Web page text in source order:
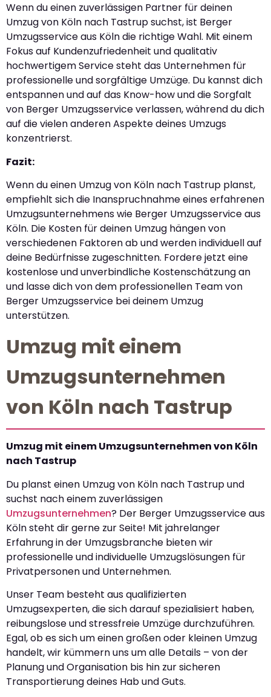
Wenn du einen zuverlässigen Partner für deinen
Umzug von Köln nach Tastrup suchst, ist Berger
Umzugsservice aus Köln die richtige Wahl. Mit einem
Fokus auf Kundenzufriedenheit und qualitativ
hochwertigem Service steht das Unternehmen für
professionelle und sorgfältige Umzüge. Du kannst dich
entspannen und auf das Know-how und die Sorgfalt
von Berger Umzugsservice verlassen, während du dich
auf die vielen anderen Aspekte deines Umzugs
konzentrierst.
Fazit:
Wenn du einen Umzug von Köln nach Tastrup planst,
empfiehlt sich die Inanspruchnahme eines erfahrenen
Umzugsunternehmens wie Berger Umzugsservice aus
Köln. Die Kosten für deinen Umzug hängen von
verschiedenen Faktoren ab und werden individuell auf
deine Bedürfnisse zugeschnitten. Fordere jetzt eine
kostenlose und unverbindliche Kostenschätzung an
und lasse dich von dem professionellen Team von
Berger Umzugsservice bei deinem Umzug
unterstützen.
Umzug mit einem
Umzugsunternehmen
von Köln nach Tastrup
Umzug mit einem Umzugsunternehmen von Köln
nach Tastrup
Du planst einen Umzug von Köln nach Tastrup und
suchst nach einem zuverlässigen
Umzugsunternehmen? Der Berger Umzugsservice aus
Köln steht dir gerne zur Seite! Mit jahrelanger
Erfahrung in der Umzugsbranche bieten wir
professionelle und individuelle Umzugslösungen für
Privatpersonen und Unternehmen.
Unser Team besteht aus qualifizierten
Umzugsexperten, die sich darauf spezialisiert haben,
reibungslose und stressfreie Umzüge durchzuführen.
Egal, ob es sich um einen großen oder kleinen Umzug
handelt, wir kümmern uns um alle Details – von der
Planung und Organisation bis hin zur sicheren
Transportierung deines Hab und Guts.